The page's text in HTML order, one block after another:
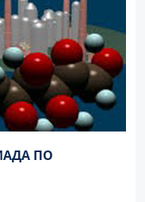
ПО